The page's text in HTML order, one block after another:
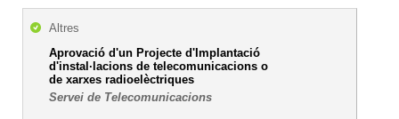
Altres
Aprovació d'un Projecte d'Implantació
d'instal·lacions de telecomunicacions o
de xarxes radioelèctriques
Servei de Telecomunicacions